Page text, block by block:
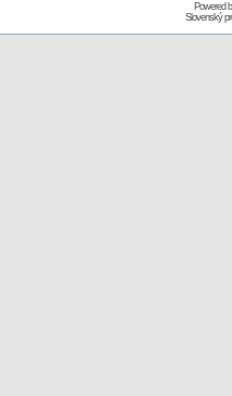
Powered
Slovenský